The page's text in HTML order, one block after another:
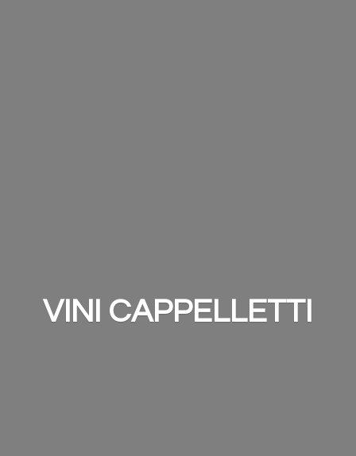
VINI CAPPELLETTI